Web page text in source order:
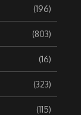
(196)
(803)
(16)
(323)
(115)